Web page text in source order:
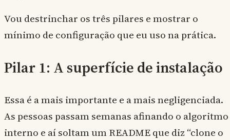
Vou destrinchar os três pilares e mostrar o
mínimo de configuração que eu uso na prática.
Pilar 1: A superfície de instalação
Essa é a mais importante e a mais negligenciada.
As pessoas passam semanas afinando o algoritmo
interno e aí soltam um README que diz “clone o